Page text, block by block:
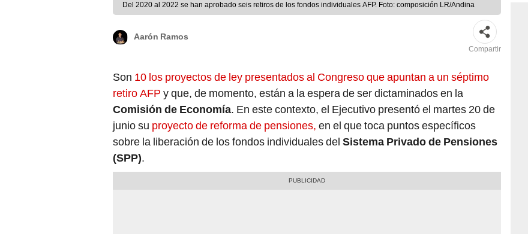
Del 2020 al 2022 se han aprobado seis retiros de los fondos individuales AFP. Foto: composición LR/Andina
Aarón Ramos
Compartir
Son 10 los proyectos de ley presentados al Congreso que apuntan a un séptimo
retiro AFP y que, de momento, están a la espera de ser dictaminados en la
Comisión de Economía. En este contexto, el Ejecutivo presentó el martes 20 de
junio su proyecto de reforma de pensiones, en el que toca puntos específicos
sobre la liberación de los fondos individuales del Sistema Privado de Pensiones
(SPP).